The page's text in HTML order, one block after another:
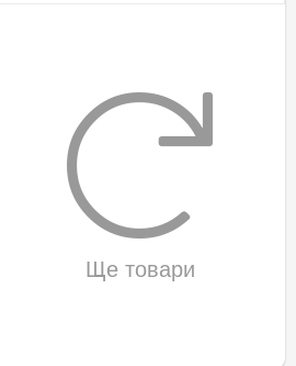
Ще товари